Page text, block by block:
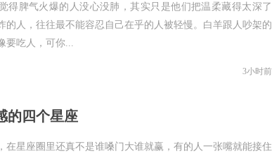
得脾气火爆的人没心没肺，其实只是他们把温柔藏得太深了
的人，往往最不能容忍自己在乎的人被轻慢。白羊跟人吵架的
要吃人，可你...
3小时前
的四个星座
在星座圈里还真不是谁嗓门大谁就赢，有的人一张嘴就能接住